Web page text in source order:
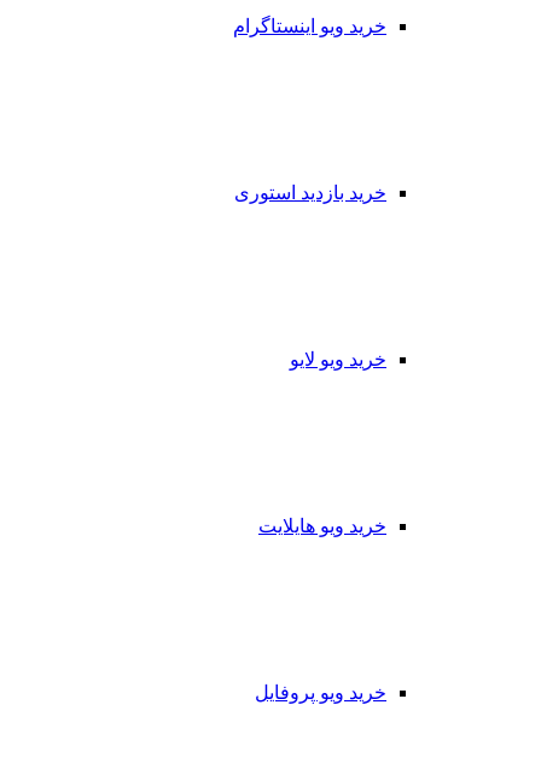
خرید ویو اینستاگرام
خرید بازدید استوری
خرید ویو لایو
خرید ویو هایلایت
خرید ویو پروفایل